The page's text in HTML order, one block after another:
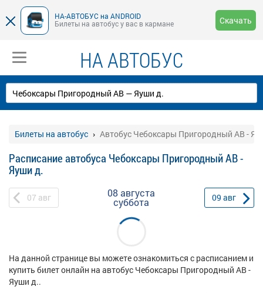
НА-АВТОБУС на ANDROID
Билеты на автобус у вас в кармане
Скачать
НА АВТОБУС
Билеты на автобус Автобус Чебоксары Пригородный АВ -
Расписание автобуса Чебоксары Пригородный АВ -
Яуши д.
07 авг 08 августа
суббота 09 авг
На данной странице вы можете ознакомиться с расписанием и
купить билет онлайн на автобус Чебоксары Пригородный АВ -
Яуши д..